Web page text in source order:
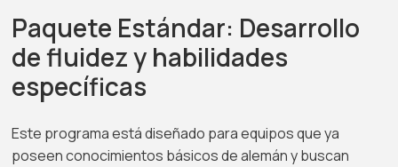
Paquete Estándar: Desarrollo
de fluidez y habilidades
específicas
Este programa está diseñado para equipos que ya
poseen conocimientos básicos de alemán y buscan